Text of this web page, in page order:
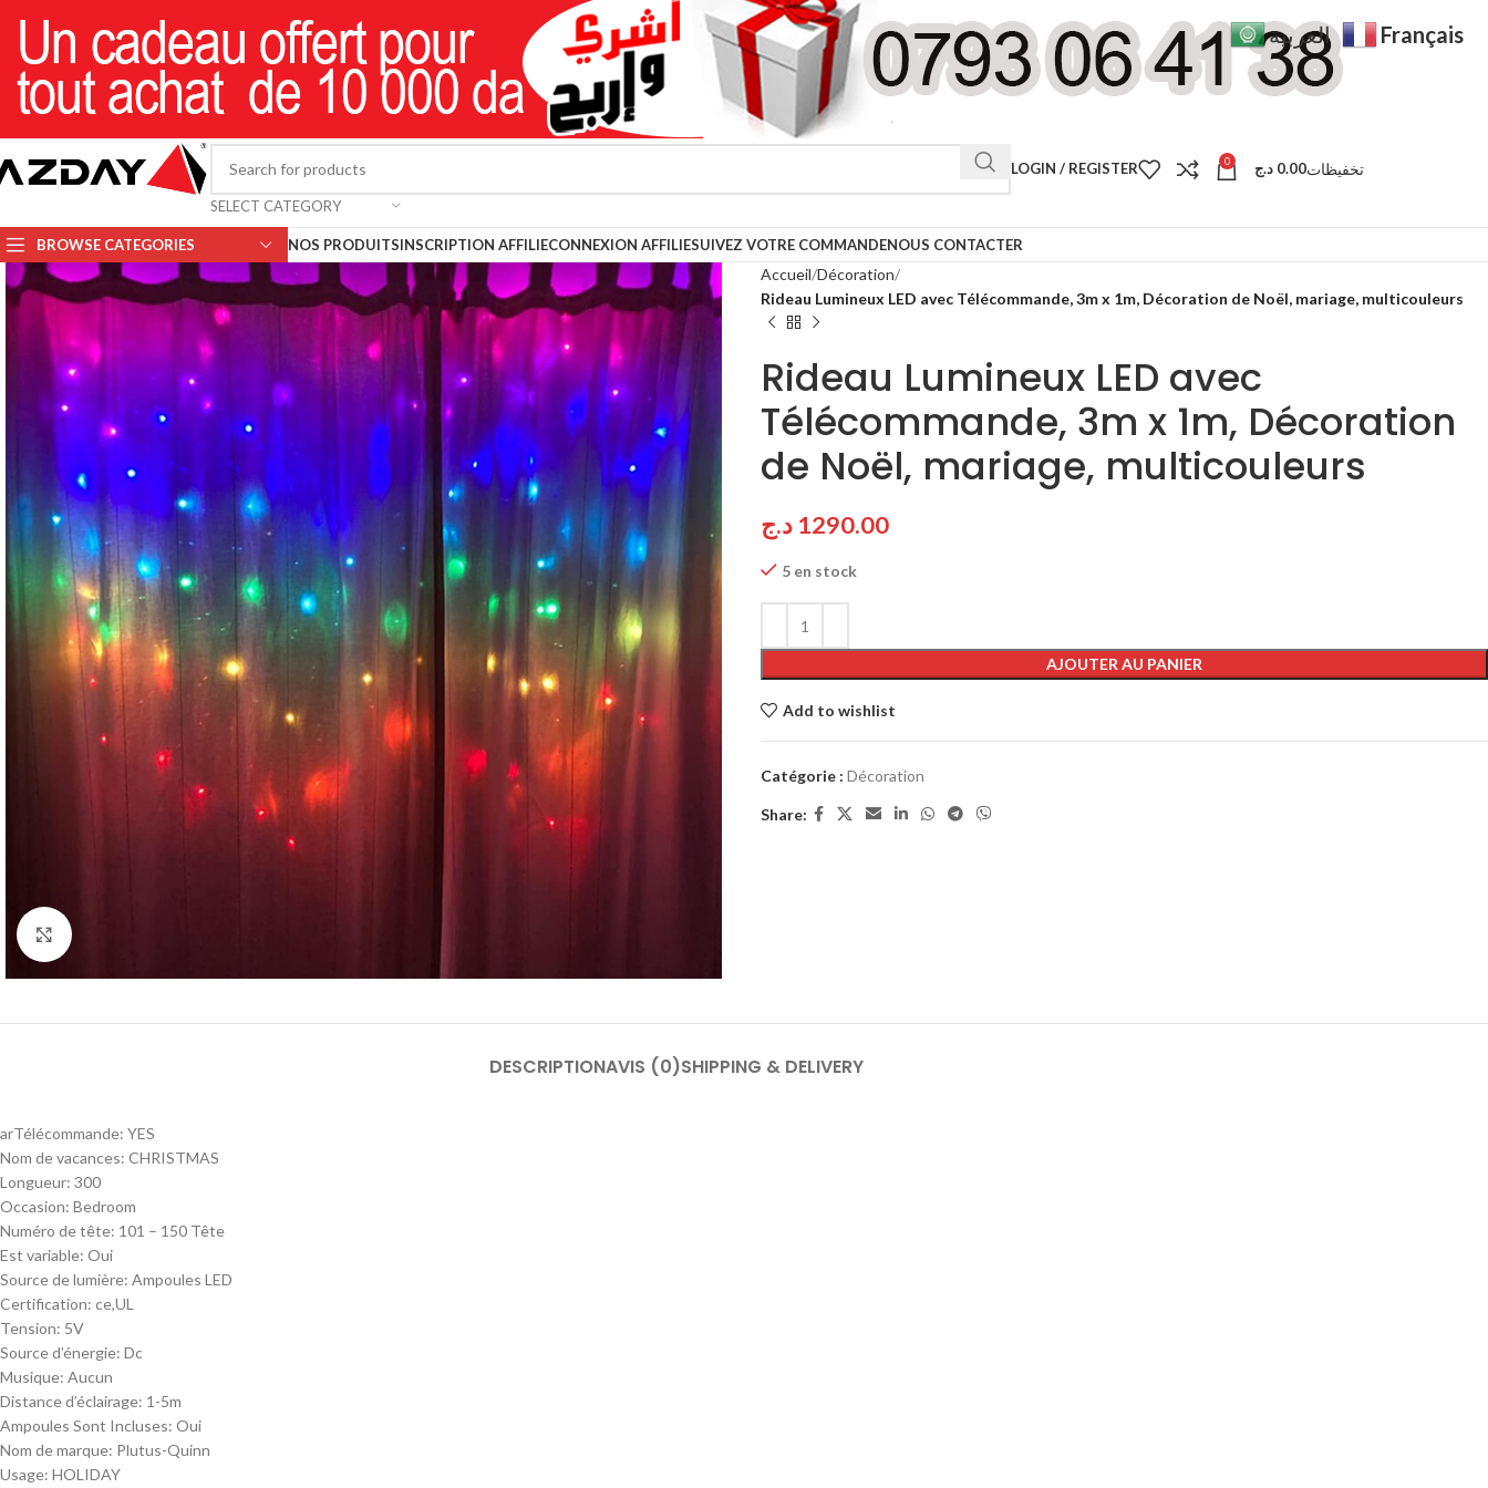
SELECT CATEGORY
LOGIN / REGISTER 0 0.00 د.ج تخفيظات
BROWSE CATEGORIES NOS PRODUITSINSCRIPTION AFFILIECONNEXION AFFILIESUIVEZ VOTRE COMMANDENOUS CONTACTER
Accueil Décoration
Rideau Lumineux LED avec Télécommande, 3m x 1m, Décoration de Noël, mariage, multicouleurs
Rideau Lumineux LED avec
Télécommande, 3m x 1m, Décoration
de Noël, mariage, multicouleurs
1290.00 د.ج
5 en stock
AJOUTER AU PANIER
Add to wishlist
Catégorie : Décoration
Share:
DESCRIPTIONAVIS (0)SHIPPING & DELIVERY
arTélécommande: YES
Nom de vacances: CHRISTMAS
Longueur: 300
Occasion: Bedroom
Numéro de tête: 101 – 150 Tête
Est variable: Oui
Source de lumière: Ampoules LED
Certification: ce,UL
Tension: 5V
Source d’énergie: Dc
Musique: Aucun
Distance d’éclairage: 1-5m
Ampoules Sont Incluses: Oui
Nom de marque: Plutus-Quinn
Usage: HOLIDAY
العربية Français